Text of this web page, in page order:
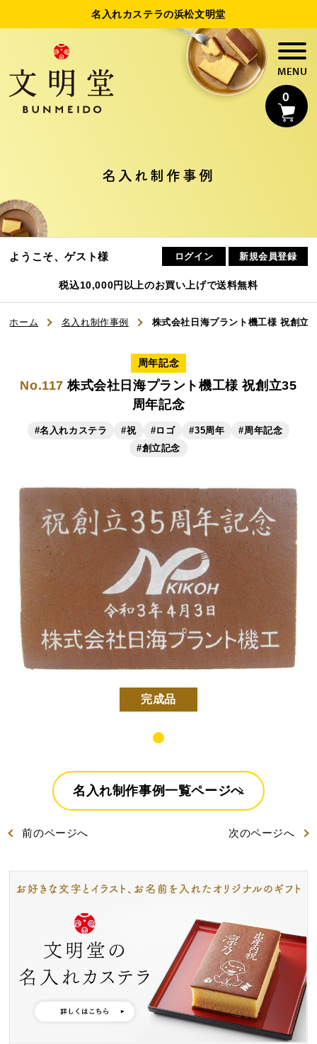
名入れカステラの浜松文明堂
0
制作事例
浜松文明堂について
初めてのお客様へ
よくある質問
お知らせ
商品一覧
名入れカステラ（オリジナル）
好きな文字とイラスト 型からオリジナルで作
出産内祝カステラ 長寿のお祝いカステラ
特製ハニーカステラ極 浜松工場限定五三焼カ
ステラ
ハニーカステラ
名入れ制作事例
税込10,000円以上のお買い上げで送料無料
ようこそ、ゲスト様 ログイン 新規会員登録
ホーム 名入れ制作事例 株式会社日海プラント機工様 祝創立
周年記念
No.117 株式会社日海プラント機工様 祝創立35
周年記念
#名入れカステラ #祝 #ロゴ #35周年
#周年記念
#創立記念
完成品
前のページへ
名入れ制作事例一覧ページへ
次のページへ